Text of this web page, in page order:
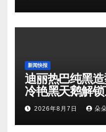
新闻快报
迪丽热巴纯黑
冷艳黑天鹅解
2026年8月7日 朵